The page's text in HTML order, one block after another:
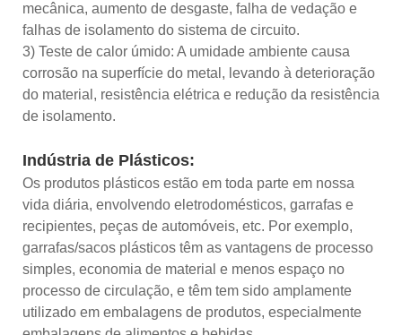
mecânica, aumento de desgaste, falha de vedação e
falhas de isolamento do sistema de circuito.
3) Teste de calor úmido: A umidade ambiente causa
corrosão na superfície do metal, levando à deterioração
do material, resistência elétrica e redução da resistência
de isolamento.
Indústria de Plásticos:
Os produtos plásticos estão em toda parte em nossa
vida diária, envolvendo eletrodomésticos, garrafas e
recipientes, peças de automóveis, etc. Por exemplo,
garrafas/sacos plásticos têm as vantagens de processo
simples, economia de material e menos espaço no
processo de circulação, e têm tem sido amplamente
utilizado em embalagens de produtos, especialmente